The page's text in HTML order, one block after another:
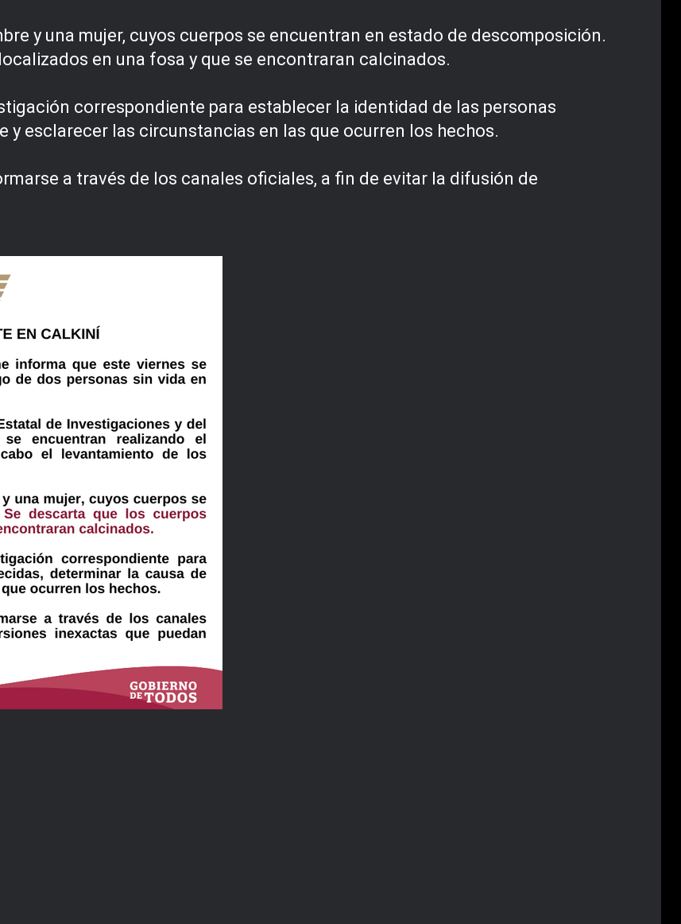
y una mujer, cuyos cuerpos se encuentran en estado de descomposición.
en una fosa y que se encontraran calcinados.
correspondiente para establecer la identidad de las personas
y esclarecer las circunstancias en las que ocurren los hechos.
a través de los canales oficiales, a fin de evitar la difusión de